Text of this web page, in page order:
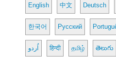
English 中文 Deutsch
한국어 Русский
اُردو हिन्दी தமிழ் తెలుగు